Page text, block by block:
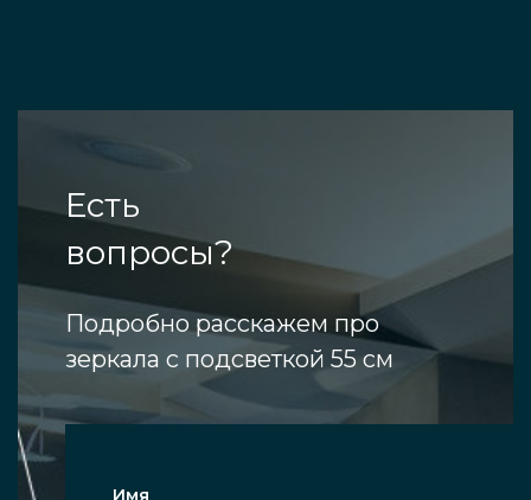
Есть
вопросы?
Подробно расскажем про
зеркала с подсветкой 55 см